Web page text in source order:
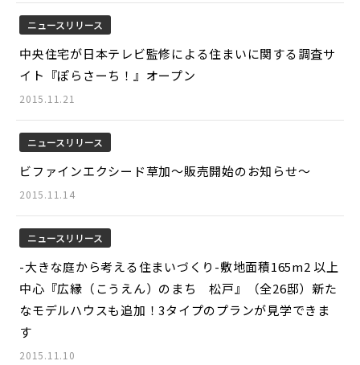
ニュースリリース
中央住宅が日本テレビ監修による住まいに関する調査サ
イト『ぽらさーち！』オープン
2015.11.21
ニュースリリース
ビファインエクシード草加～販売開始のお知らせ～
2015.11.14
ニュースリリース
-大きな庭から考える住まいづくり-敷地面積165m2 以上
中心『広縁（こうえん）のまち 松戸』（全26邸）新た
なモデルハウスも追加！3タイプのプランが見学できま
す
2015.11.10